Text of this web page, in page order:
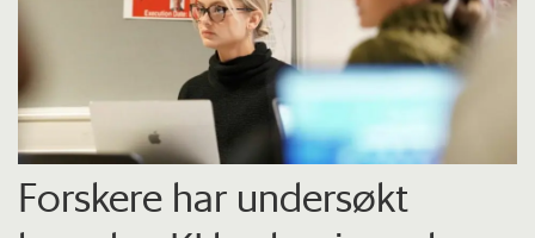
Forskere har undersøkt